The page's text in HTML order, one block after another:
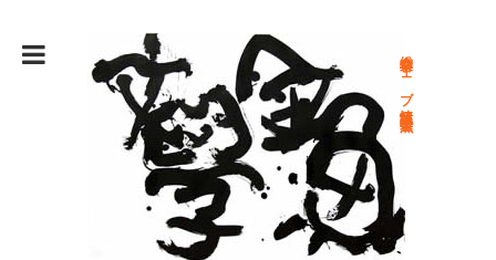
総合文学ウェブ情報誌 文学金魚